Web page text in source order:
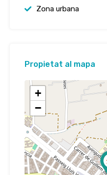
Zona urbana
Propietat al mapa
+
−